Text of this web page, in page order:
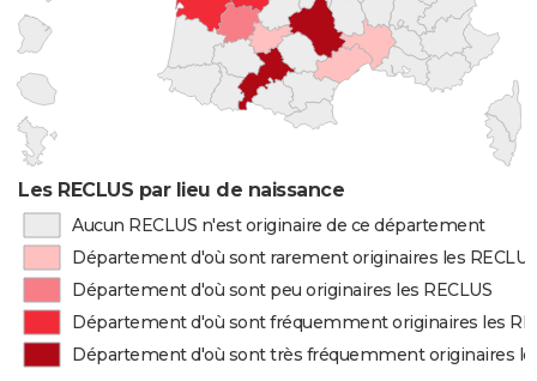
Les RECLUS par lieu de naissance
Aucun RECLUS n'est originaire de ce département
Département d'où sont rarement originaires les RECLUS
Département d'où sont peu originaires les RECLUS
Département d'où sont fréquemment originaires les
Département d'où sont très fréquemment originaires